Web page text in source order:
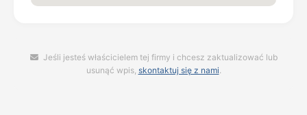
Jeśli jesteś właścicielem tej firmy i chcesz zaktualizować lub
usunąć wpis, skontaktuj się z nami.